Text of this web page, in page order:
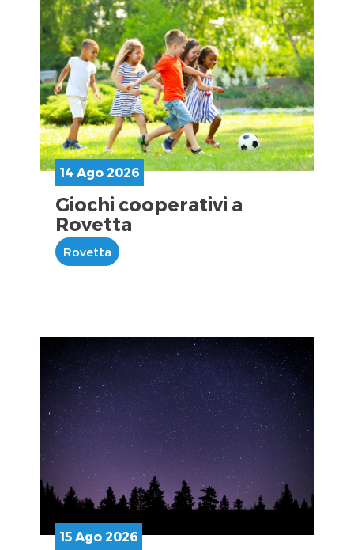
14 Ago 2026
Giochi cooperativi a
Rovetta
Rovetta
15 Ago 2026